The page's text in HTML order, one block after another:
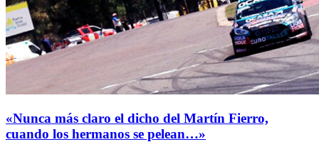
«Nunca más claro el dicho del Martín Fierro,
cuando los hermanos se pelean…»